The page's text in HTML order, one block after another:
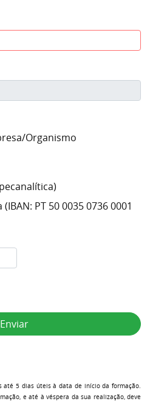
Organismo
PT 50 0035 0736 0001
Enviar
até 5 dias úteis à data de início da formação.
e até à véspera da sua realização, deve